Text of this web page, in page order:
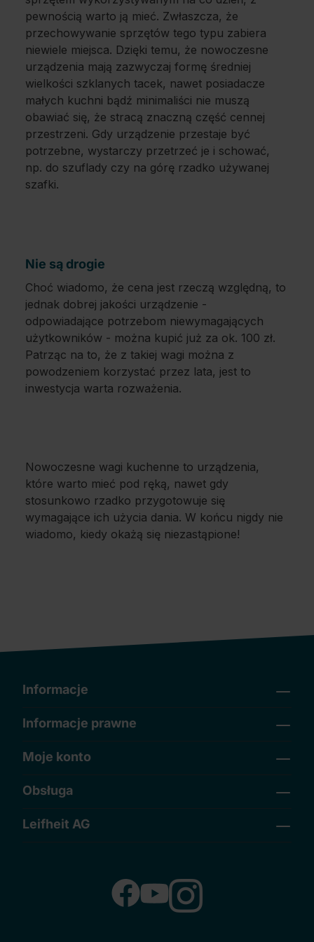
pewnością warto ją mieć. Zwłaszcza, że
przechowywanie sprzętów tego typu zabiera
niewiele miejsca. Dzięki temu, że nowoczesne
urządzenia mają zazwyczaj formę średniej
wielkości szklanych tacek, nawet posiadacze
małych kuchni bądź minimaliści nie muszą
obawiać się, że stracą znaczną część cennej
przestrzeni. Gdy urządzenie przestaje być
potrzebne, wystarczy przetrzeć je i schować,
np. do szuflady czy na górę rzadko używanej
szafki.
Nie są drogie
Choć wiadomo, że cena jest rzeczą względną, to
jednak dobrej jakości urządzenie -
odpowiadające potrzebom niewymagających
użytkowników - można kupić już za ok. 100 zł.
Patrząc na to, że z takiej wagi można z
powodzeniem korzystać przez lata, jest to
inwestycja warta rozważenia.
Nowoczesne wagi kuchenne to urządzenia,
które warto mieć pod ręką, nawet gdy
stosunkowo rzadko przygotowuje się
wymagające ich użycia dania. W końcu nigdy nie
wiadomo, kiedy okażą się niezastąpione!
Informacje
Informacje prawne
Moje konto
Obsługa
Leifheit AG